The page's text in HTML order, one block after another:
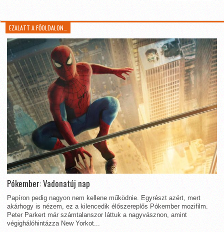
EZALATT A FŐOLDALON…
Pókember: Vadonatúj nap
Papíron pedig nagyon nem kellene működnie. Egyrészt azért, mert
akárhogy is nézem, ez a kilencedik élőszereplős Pókember mozifilm.
Peter Parkert már számtalanszor láttuk a nagyvásznon, amint
végighálóhintázza New Yorkot...